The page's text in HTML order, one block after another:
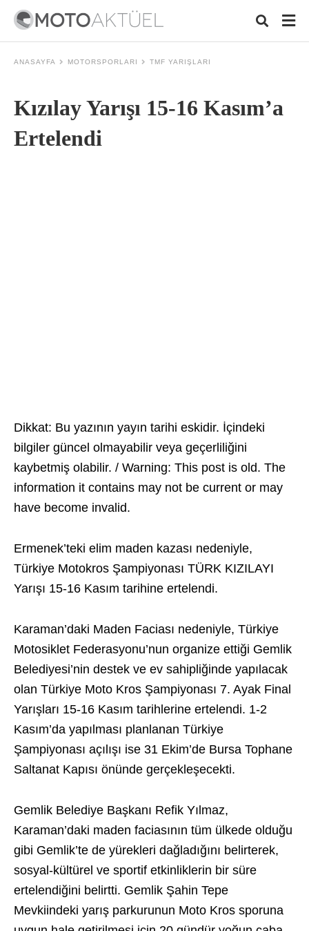
ANASAYFA MOTORSPORLARI TMF YARIŞLARI
Kızılay Yarışı 15-16 Kasım’a
Ertelendi
Dikkat: Bu yazının yayın tarihi eskidir. İçindeki
bilgiler güncel olmayabilir veya geçerliliğini
kaybetmiş olabilir. / Warning: This post is old. The
information it contains may not be current or may
have become invalid.
Ermenek’teki elim maden kazası nedeniyle,
Türkiye Motokros Şampiyonası TÜRK KIZILAYI
Yarışı 15-16 Kasım tarihine ertelendi.
Karaman’daki Maden Faciası nedeniyle, Türkiye
Motosiklet Federasyonu’nun organize ettiği Gemlik
Belediyesi’nin destek ve ev sahipliğinde yapılacak
olan Türkiye Moto Kros Şampiyonası 7. Ayak Final
Yarışları 15-16 Kasım tarihlerine ertelendi. 1-2
Kasım’da yapılması planlanan Türkiye
Şampiyonası açılışı ise 31 Ekim’de Bursa Tophane
Saltanat Kapısı önünde gerçekleşecekti.
Gemlik Belediye Başkanı Refik Yılmaz,
Karaman’daki maden faciasının tüm ülkede olduğu
gibi Gemlik’te de yürekleri dağladığını belirterek,
sosyal-kültürel ve sportif etkinliklerin bir süre
ertelendiğini belirtti. Gemlik Şahin Tepe
Mevkiindeki yarış parkurunun Moto Kros sporuna